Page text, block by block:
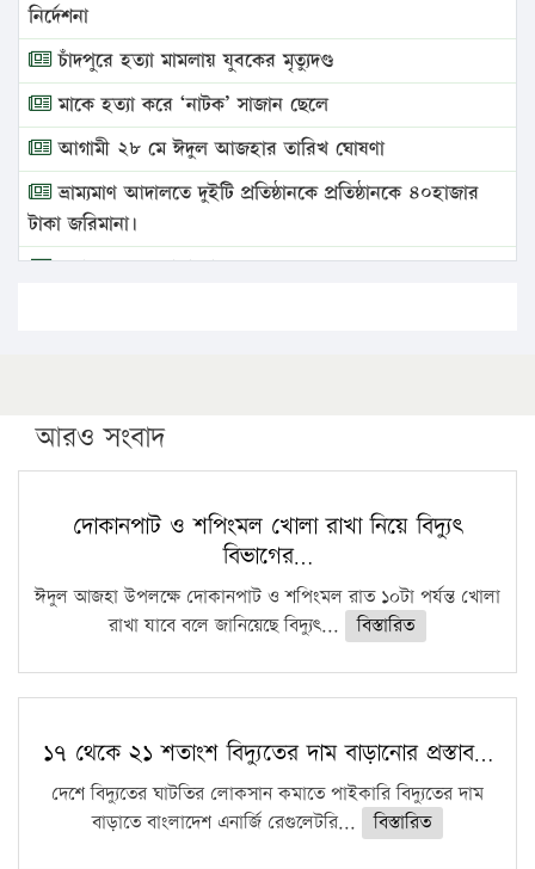
নির্দেশনা
চাঁদপুরে হত্যা মামলায় যুবকের মৃত্যুদণ্ড
মাকে হত্যা করে ‘নাটক’ সাজান ছেলে
আগামী ২৮ মে ঈদুল আজহার তারিখ ঘোষণা
ভ্রাম্যমাণ আদালতে দুইটি প্রতিষ্ঠানকে প্রতিষ্ঠানকে ৪০হাজার
টাকা জরিমানা।
এবার লঞ্চের ভাড়া বাড়ল
পিএইচডি করছেন কুয়েটের কৃতি…
সারা দেশে বজ্রাঘাতে ১৪ জনের প্রাণহানি
কঠোর হচ্ছে এসএসসি ও এইচএসসি পরীক্ষা
ফরিদগঞ্জে আগুনে পুড়লো ৬ ব্যবসা প্রতিষ্ঠান
আরও সংবাদ
দোকানপাট ও শপিংমল খোলা রাখা নিয়ে বিদ্যুৎ
বিভাগের…
ঈদুল আজহা উপলক্ষে দোকানপাট ও শপিংমল রাত ১০টা পর্যন্ত খোলা
রাখা যাবে বলে জানিয়েছে বিদ্যুৎ...
বিস্তারিত
১৭ থেকে ২১ শতাংশ বিদ্যুতের দাম বাড়ানোর প্রস্তাব…
দেশে বিদ্যুতের ঘাটতির লোকসান কমাতে পাইকারি বিদ্যুতের দাম
বাড়াতে বাংলাদেশ এনার্জি রেগুলেটরি...
বিস্তারিত